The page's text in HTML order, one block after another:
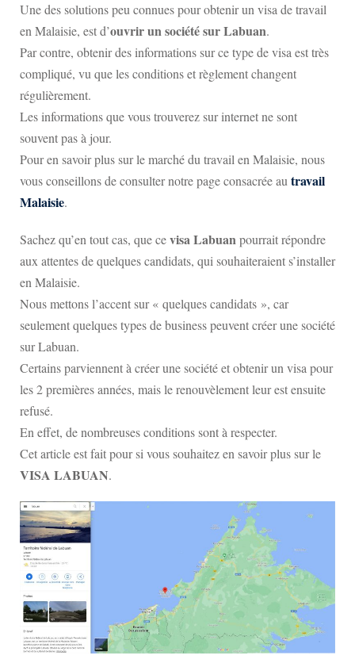
Une des solutions peu connues pour obtenir un visa de travail
en Malaisie, est d’ouvrir un société sur Labuan.
Par contre, obtenir des informations sur ce type de visa est très
compliqué, vu que les conditions et règlement changent
régulièrement.
Les informations que vous trouverez sur internet ne sont
souvent pas à jour.
Pour en savoir plus sur le marché du travail en Malaisie, nous
vous conseillons de consulter notre page consacrée au travail
Malaisie.
Sachez qu’en tout cas, que cevisa Labuanpourrait répondre
aux attentes de quelques candidats, qui souhaiteraient s’installer
en Malaisie.
Nous mettons l’accent sur « quelques candidats », car
seulement quelques types de business peuvent créer une société
sur Labuan.
Certains parviennent à créer une société et obtenir un visa pour
les 2 premières années, mais le renouvèlement leur est ensuite
refusé.
En effet, de nombreuses conditions sont à respecter.
Cet article est fait pour si vous souhaitez en savoir plus sur le
VISA LABUAN.